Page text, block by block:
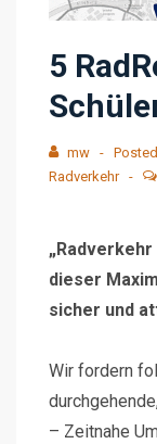
5
mw
Radverkehr
dieser
sicher und
Wir fordern
– Zeitnahe